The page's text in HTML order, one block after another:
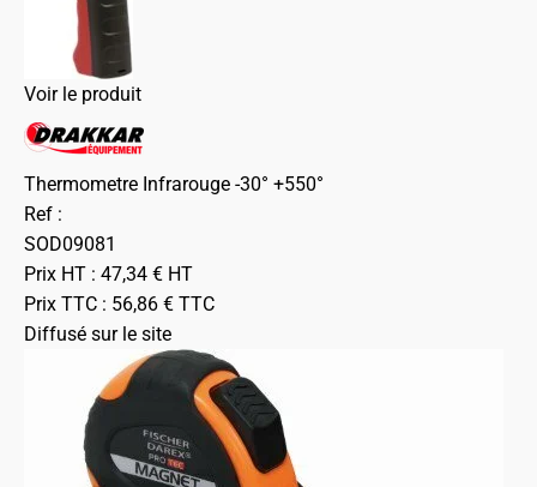
Voir le produit
Thermometre Infrarouge -30° +550°
Ref :
SOD09081
Prix HT : 47,34 € HT
Prix TTC : 56,86 € TTC
Diffusé sur le site